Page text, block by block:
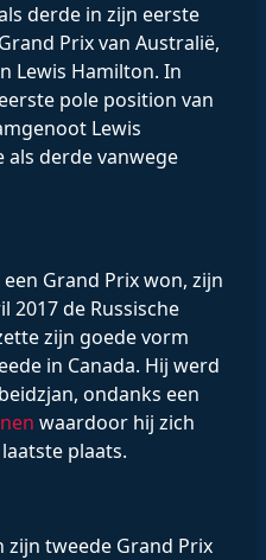
derde in zijn eerste
Prix van Australië,
Lewis Hamilton. In
pole position van
Lewis
derde vanwege
Grand Prix won, zijn
2017 de Russische
zijn goede vorm
in Canada. Hij werd
ondanks een
waardoor hij zich
plaats.
tweede Grand Prix